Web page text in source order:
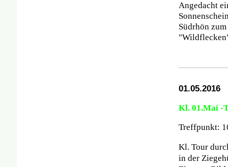
Angedacht
Südrhön
01.05.2016
Kl. 01.Mai -
Treffpunkt:
Kl. Tour
in der